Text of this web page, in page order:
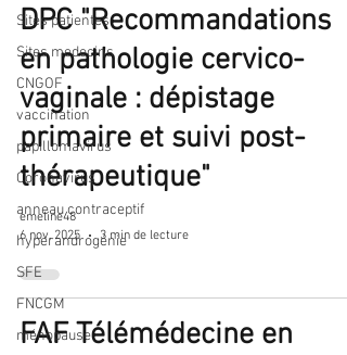
Sites patientes
Sites medecins
CNGOF
vaccination
papillomavirus
Coronavirus
anneau contraceptif
hyperandrogénie
SFE
FNCGM
ménopause
DPC "Recommandations
en pathologie cervico-
vaginale : dépistage
primaire et suivi post-
thérapeutique"
emeline48
6 nov. 2025
3 min de lecture
FAF Télémédecine en